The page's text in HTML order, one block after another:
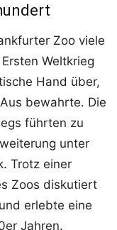
Zoo viele
Weltkrieg
Hand über,
bewahrte. Die
führten zu
unter
Trotz einer
Zoos diskutiert
erlebte eine
Jahren.